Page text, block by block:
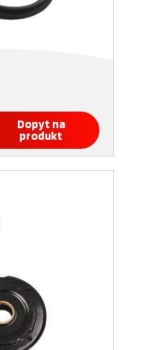
Dopyt na
produkt